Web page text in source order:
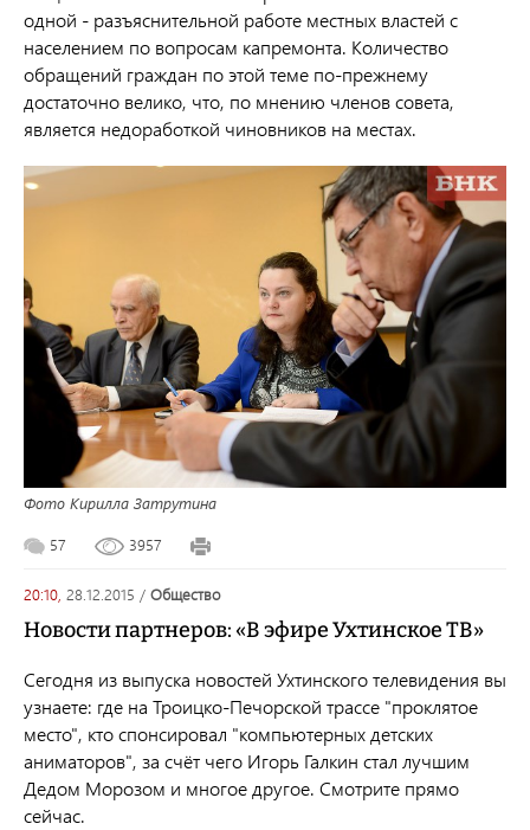
одной - разъяснительной работе местных властей с
населением по вопросам капремонта. Количество
обращений граждан по этой теме по-прежнему
достаточно велико, что, по мнению членов совета,
является недоработкой чиновников на местах.
Фото Кирилла Затрутина
57 3957
20:10, 28.12.2015 / общество
Новости партнеров: «В эфире Ухтинское ТВ»
Сегодня из выпуска новостей Ухтинского телевидения вы
узнаете: где на Троицко-Печорской трассе "проклятое
место", кто спонсировал "компьютерных детских
аниматоров", за счёт чего Игорь Галкин стал лучшим
Дедом Морозом и многое другое. Смотрите прямо
сейчас.